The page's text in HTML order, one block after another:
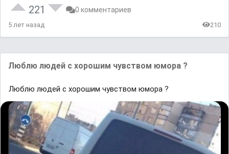
221 0 комментариев
5 лет назад 210
Люблю людей с хорошим чувством юмора ?
Люблю людей с хорошим чувством юмора ?